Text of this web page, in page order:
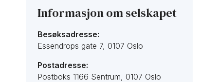
Informasjon om selskapet
Besøksadresse:
Essendrops gate 7, 0107 Oslo
Postadresse:
Postboks 1166 Sentrum, 0107 Oslo